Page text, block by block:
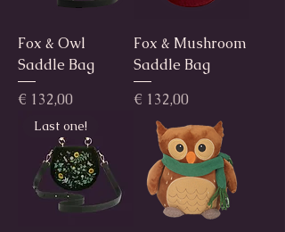
Fox & Owl
Saddle Bag
Prijs
€ 132,00
Fox & Mushroom
Saddle Bag
Prijs
€ 132,00
Last one!